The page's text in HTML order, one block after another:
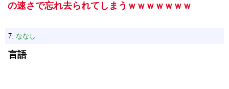
の速さで忘れ去られてしまうｗｗｗｗｗｗｗ
7: ななし
言語